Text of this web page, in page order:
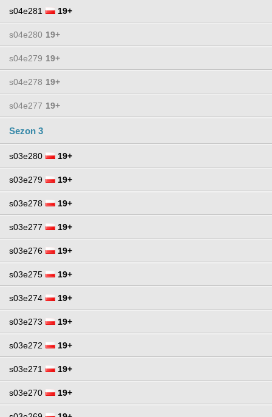
s04e281 19+
s04e280 19+
s04e279 19+
s04e278 19+
s04e277 19+
Sezon 3
s03e280 19+
s03e279 19+
s03e278 19+
s03e277 19+
s03e276 19+
s03e275 19+
s03e274 19+
s03e273 19+
s03e272 19+
s03e271 19+
s03e270 19+